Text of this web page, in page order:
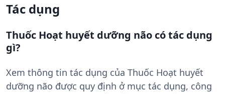
Tác dụng
Thuốc Hoạt huyết dưỡng não có tác dụng
gì?
Xem thông tin tác dụng của Thuốc Hoạt huyết
dưỡng não được quy định ở mục tác dụng, công